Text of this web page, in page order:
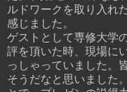
ルドワークを取り入れ
感じました。
ゲストとして専修大学
評を頂いた時、現場に
っしゃっていました。
そうだなと思いました